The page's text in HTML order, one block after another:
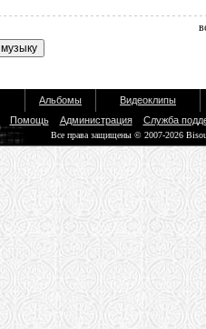
Альбомы
Видеоклипы
Помощь Администрация Служба
Все права защищены © 2007-2026